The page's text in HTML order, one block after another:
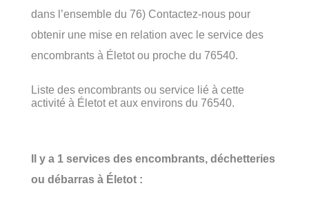
dans l’ensemble du 76) Contactez-nous pour
obtenir une mise en relation avec le service des
encombrants à Életot ou proche du 76540.
Liste des encombrants ou service lié à cette
activité à Életot et aux environs du 76540.
Il y a 1 services des encombrants, déchetteries
ou débarras à Életot :